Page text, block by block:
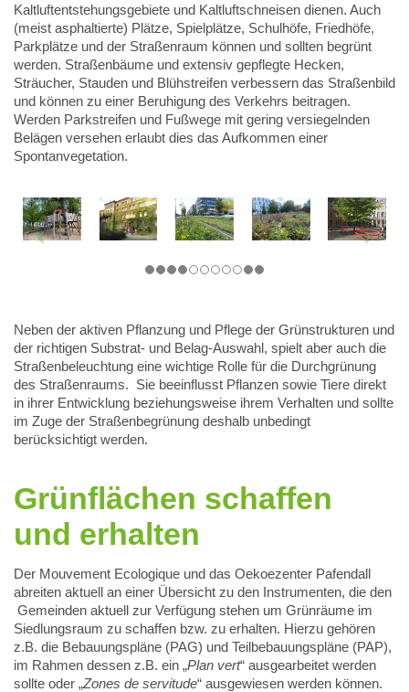
Kaltluftentstehungsgebiete und Kaltluftschneisen dienen. Auch
(meist asphaltierte) Plätze, Spielplätze, Schulhöfe, Friedhöfe,
Parkplätze und der Straßenraum können und sollten begrünt
werden. Straßenbäume und extensiv gepflegte Hecken,
Sträucher, Stauden und Blühstreifen verbessern das Straßenbild
und können zu einer Beruhigung des Verkehrs beitragen.
Werden Parkstreifen und Fußwege mit gering versiegelnden
Belägen versehen erlaubt dies das Aufkommen einer
Spontanvegetation.
Neben der aktiven Pflanzung und Pflege der Grünstrukturen und
der richtigen Substrat- und Belag-Auswahl, spielt aber auch die
Straßenbeleuchtung eine wichtige Rolle für die Durchgrünung
des Straßenraums. Sie beeinflusst Pflanzen sowie Tiere direkt
in ihrer Entwicklung beziehungsweise ihrem Verhalten und sollte
im Zuge der Straßenbegrünung deshalb unbedingt
berücksichtigt werden.
Grünflächen schaffen
und erhalten
Der Mouvement Ecologique und das Oekoezenter Pafendall
abreiten aktuell an einer Übersicht zu den Instrumenten, die den
Gemeinden aktuell zur Verfügung stehen um Grünräume im
Siedlungsraum zu schaffen bzw. zu erhalten. Hierzu gehören
z.B. die Bebauungspläne (PAG) und Teilbebauungspläne (PAP),
im Rahmen dessen z.B. ein „Plan vert“ ausgearbeitet werden
sollte oder „Zones de servitude“ ausgewiesen werden können.